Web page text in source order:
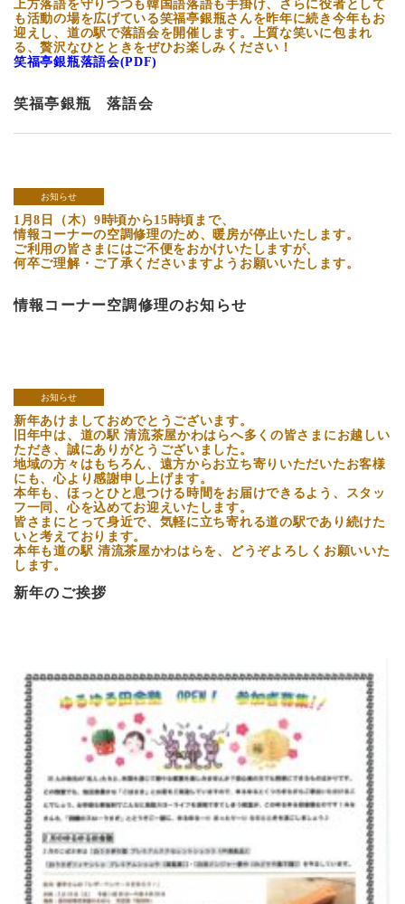
上方落語を守りつつも韓国語落語も手掛け、さらに役者として
も活動の場を広げている笑福亭銀瓶さんを昨年に続き今年もお
迎えし、道の駅で落語会を開催します。上質な笑いに包まれ
る、贅沢なひとときをぜひお楽しみください！
笑福亭銀瓶落語会(PDF)
笑福亭銀瓶 落語会
お知らせ
1月8日（木）9時頃から15時頃まで、
情報コーナーの空調修理のため、暖房が停止いたします。
ご利用の皆さまにはご不便をおかけいたしますが、
何卒ご理解・ご了承くださいますようお願いいたします。
情報コーナー空調修理のお知らせ
お知らせ
新年あけましておめでとうございます。
旧年中は、道の駅 清流茶屋かわはらへ多くの皆さまにお越しい
ただき、誠にありがとうございました。
地域の方々はもちろん、遠方からお立ち寄りいただいたお客様
にも、心より感謝申し上げます。
本年も、ほっとひと息つける時間をお届けできるよう、スタッ
フ一同、心を込めてお迎えいたします。
皆さまにとって身近で、気軽に立ち寄れる道の駅であり続けた
いと考えております。
本年も道の駅 清流茶屋かわはらを、どうぞよろしくお願いいた
します。
新年のご挨拶